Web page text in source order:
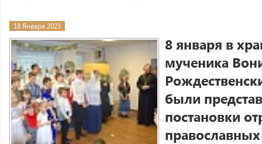
18 Января 2023
8 января в
мученика
были
постановки